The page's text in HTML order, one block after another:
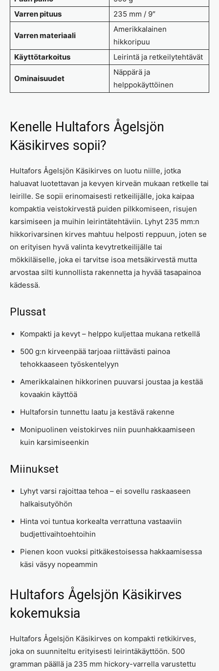
Varren pituus
235 mm / 9″
Varren materiaali
Amerikkalainen
hikkoripuu
Käyttötarkoitus
Leirintä ja retkeilytehtävät
Ominaisuudet
Näppärä ja
helppokäyttöinen
Kenelle Hultafors Ågelsjön
Käsikirves sopii?
Hultafors Ågelsjön Käsikirves on luotu niille, jotka
haluavat luotettavan ja kevyen kirveän mukaan retkelle tai
leirille. Se sopii erinomaisesti retkeilijälle, joka kaipaa
kompaktia veistokirvestä puiden pilkkomiseen, risujen
karsimiseen ja muihin leirintätehtäviin. Lyhyt 235 mm:n
hikkorivarsinen kirves mahtuu helposti reppuun, joten se
on erityisen hyvä valinta kevytretkeilijälle tai
mökkiläiselle, joka ei tarvitse isoa metsäkirvestä mutta
arvostaa silti kunnollista rakennetta ja hyvää tasapainoa
kädessä.
Plussat
Kompakti ja kevyt – helppo kuljettaa mukana retkellä
500 g:n kirveenpää tarjoaa riittävästi painoa
tehokkaaseen työskentelyyn
Amerikkalainen hikkorinen puuvarsi joustaa ja kestää
kovaakin käyttöä
Hultaforsin tunnettu laatu ja kestävä rakenne
Monipuolinen veistokirves niin puunhakkaamiseen
kuin karsimiseenkin
Miinukset
Lyhyt varsi rajoittaa tehoa – ei sovellu raskaaseen
halkaisutyöhön
Hinta voi tuntua korkealta verrattuna vastaaviin
budjettivaihtoehtoihin
Pienen koon vuoksi pitkäkestoisessa hakkaamisessa
käsi väsyy nopeammin
Hultafors Ågelsjön Käsikirves
kokemuksia
Hultafors Ågelsjön Käsikirves on kompakti retkikirves,
joka on suunniteltu erityisesti leirintäkäyttöön. 500
gramman päällä ja 235 mm hickory-varrella varustettu